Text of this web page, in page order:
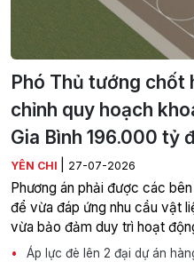
Phó Thủ tướng chốt
chỉnh quy hoạch
Gia Bình 196.000 tỷ
YÊN CHI 27-07-2026
Phương án phải được các
để vừa đáp ứng nhu cầu vật
vừa bảo đảm duy trì hoạt
Áp lực đè lên 2 đại dự án